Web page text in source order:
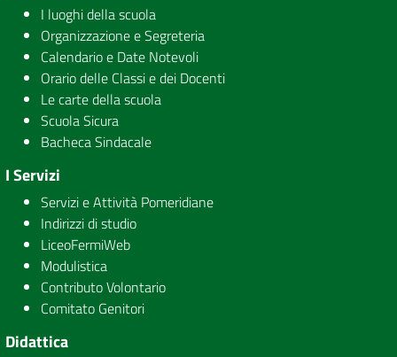
I luoghi della scuola
Organizzazione e Segreteria
Calendario e Date Notevoli
Orario delle Classi e dei Docenti
Le carte della scuola
Scuola Sicura
Bacheca Sindacale
I Servizi
Servizi e Attività Pomeridiane
Indirizzi di studio
LiceoFermiWeb
Modulistica
Contributo Volontario
Comitato Genitori
Didattica